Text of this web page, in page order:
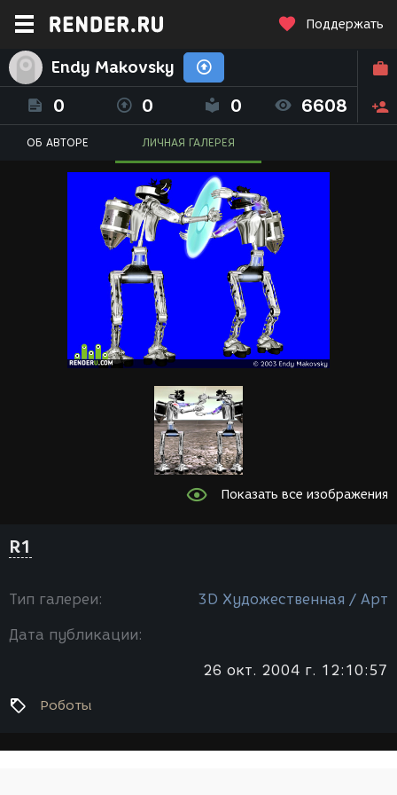
Поддержать
Endy Makovsky
0 0 0 6608
ОБ АВТОРЕ ЛИЧНАЯ ГАЛЕРЕЯ
Показать все изображения
R1
Тип галереи: 3D Художественная / Арт
Дата публикации:
26 окт. 2004 г. 12:10:57
Роботы